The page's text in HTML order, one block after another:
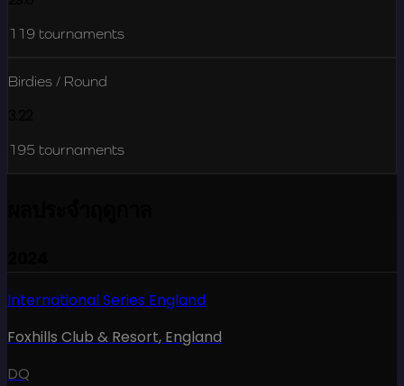
119 tournaments
Birdies / Round
195 tournaments
International Series England
Foxhills Club & Resort, England
DQ